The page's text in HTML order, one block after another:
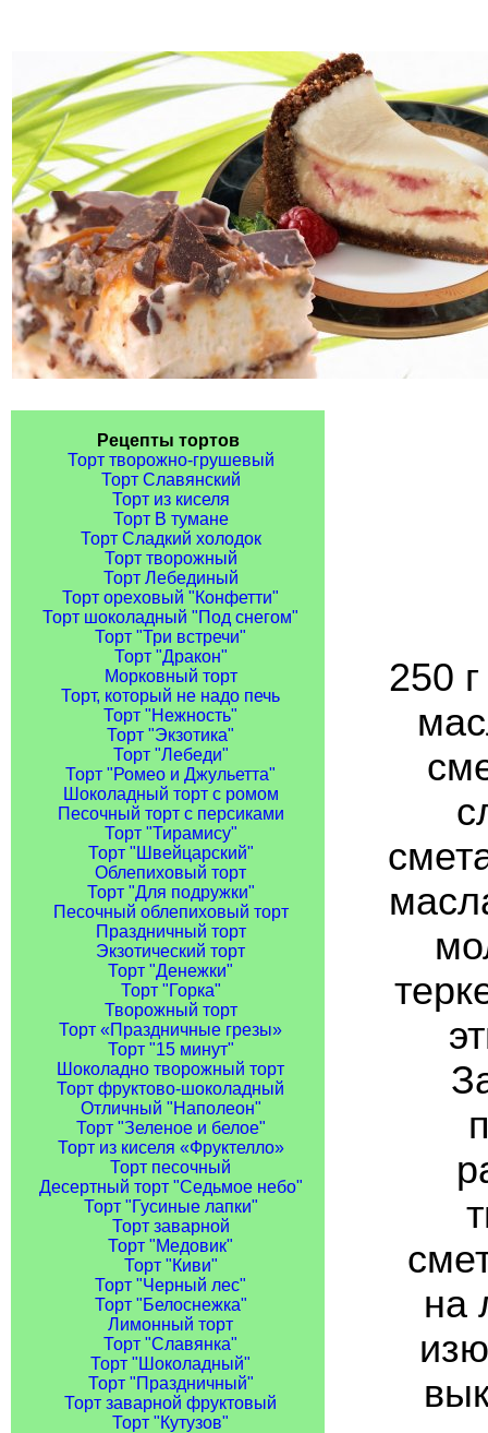
Рецепты тортов
Торт творожно-грушевый
Торт Славянский
Торт из киселя
Торт В тумане
Торт Сладкий холодок
Торт творожный
Торт Лебединый
Торт ореховый "Конфетти"
Торт шоколадный "Под снегом"
Торт "Три встречи"
Торт "Дракон"
Морковный торт
Торт, который не надо печь
Торт "Нежность"
Торт "Экзотика"
Торт "Лебеди"
Торт "Ромео и Джульетта"
Шоколадный торт с ромом
Песочный торт с персиками
Торт "Тирамису"
Торт "Швейцарский"
Облепиховый торт
Торт "Для подружки"
Песочный облепиховый торт
Праздничный торт
Экзотический торт
Торт "Денежки"
Торт "Горка"
Творожный торт
Торт «Праздничные грезы»
Торт "15 минут"
Шоколадно творожный торт
Торт фруктово-шоколадный
Отличный "Наполеон"
Торт "Зеленое и белое"
Торт из киселя «Фруктелло»
Торт песочный
Десертный торт "Седьмое небо"
Торт "Гусиные лапки"
Торт заварной
Торт "Медовик"
Торт "Киви"
Торт "Черный лес"
Торт "Белоснежка"
Лимонный торт
Торт "Славянка"
Торт "Шоколадный"
Торт "Праздничный"
Торт заварной фруктовый
Торт "Кутузов"
250
на